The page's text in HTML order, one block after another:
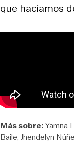
que hacíamos
Más sobre:Yamna
Baile Jhendelyn